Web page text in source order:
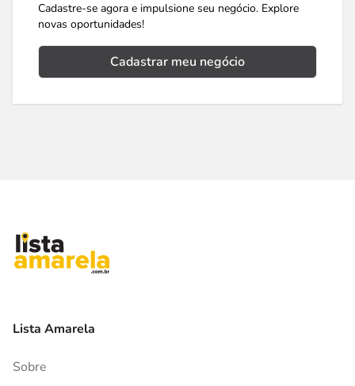
Cadastre-se agora e impulsione seu negócio. Explore
novas oportunidades!
Cadastrar meu negócio
Lista Amarela
Sobre